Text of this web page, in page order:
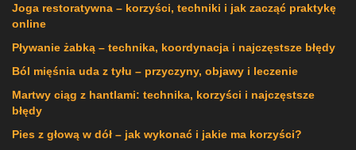
Joga restoratywna – korzyści, techniki i jak zacząć praktykę
online
Pływanie żabką – technika, koordynacja i najczęstsze błędy
Ból mięśnia uda z tyłu – przyczyny, objawy i leczenie
Martwy ciąg z hantlami: technika, korzyści i najczęstsze
błędy
Pies z głową w dół – jak wykonać i jakie ma korzyści?